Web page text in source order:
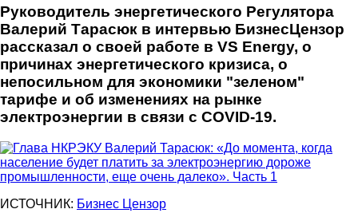
Руководитель энергетического Регулятора
Валерий Тарасюк в интервью БизнесЦензор
рассказал о своей работе в VS Energy, о
причинах энергетического кризиса, о
непосильном для экономики "зеленом"
тарифе и об изменениях на рынке
электроэнергии в связи с COVID-19.
ИСТОЧНИК: Бизнес Цензор